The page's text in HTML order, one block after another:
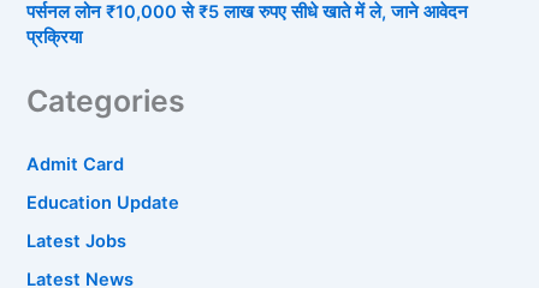
पर्सनल लोन ₹10,000 से ₹5 लाख रुपए सीधे खाते में ले, जाने आवेदन
प्रक्रिया
Categories
Admit Card
Education Update
Latest Jobs
Latest News